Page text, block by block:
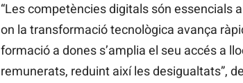
“Les competències digitals són essencials
on la transformació tecnològica avança
formació a dones s’amplia el seu accés a
remunerats, reduint així les desigualtats”,